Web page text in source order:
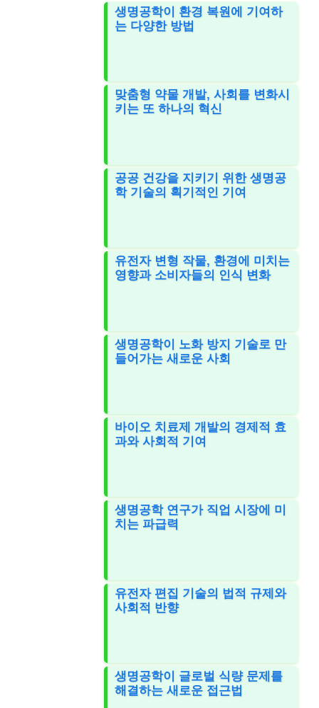
생명공학이 환경 복원에 기여하
는 다양한 방법
맞춤형 약물 개발, 사회를 변화시
키는 또 하나의 혁신
공공 건강을 지키기 위한 생명공
학 기술의 획기적인 기여
유전자 변형 작물, 환경에 미치는
영향과 소비자들의 인식 변화
생명공학이 노화 방지 기술로 만
들어가는 새로운 사회
바이오 치료제 개발의 경제적 효
과와 사회적 기여
생명공학 연구가 직업 시장에 미
치는 파급력
유전자 편집 기술의 법적 규제와
사회적 반향
생명공학이 글로벌 식량 문제를
해결하는 새로운 접근법